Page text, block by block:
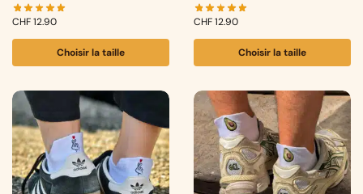
CHF12.90
Choisir la taille
CHF12.90
Choisir la taille